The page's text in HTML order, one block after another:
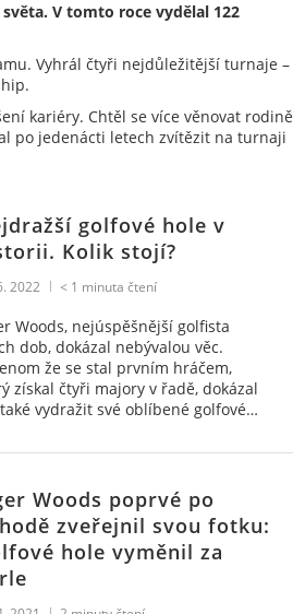
V tomto roce vydělal 122
Vyhrál čtyři nejdůležitější turnaje –
kariéry. Chtěl se více věnovat rodině
po jedenácti letech zvítězit na turnaji
golfové hole v
Kolik stojí?
2022 < 1 minuta čtení
Woods, nejúspěšnější golfista
dob, dokázal nebývalou věc.
že se stal prvním hráčem,
získal čtyři majory v řadě, dokázal
vydražit své oblíbené golfové…
Woods poprvé po
zveřejnil svou fotku:
hole vyměnil za